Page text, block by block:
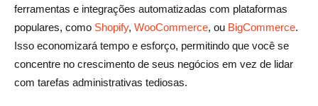
ferramentas e integrações automatizadas com plataformas
populares, como Shopify, WooCommerce, ou BigCommerce.
Isso economizará tempo e esforço, permitindo que você se
concentre no crescimento de seus negócios em vez de lidar
com tarefas administrativas tediosas.